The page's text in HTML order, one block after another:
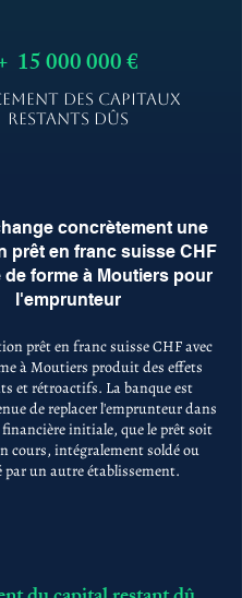
15 000 000€
DES CAPITAUX
RESTANTS DÛS
concrètement une
prêt en franc suisse CHF
de forme à Moutiers pour
l'emprunteur
prêt en franc suisse CHF avec
à Moutiers produit des effets
et rétroactifs. La banque est
de replacer l'emprunteur dans
initiale, que le prêt soit
cours, intégralement soldé ou
par un autre établissement.